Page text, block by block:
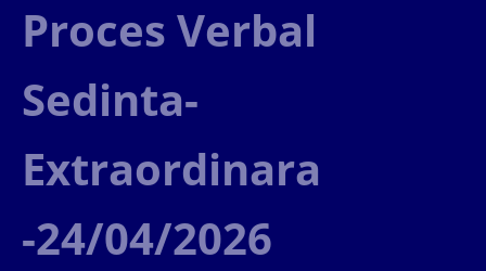
Proces Verbal
Sedinta-
Extraordinara
-24/04/2026